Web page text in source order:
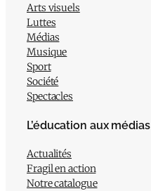
Arts visuels
Luttes
Médias
Musique
Sport
Société
Spectacles
L’éducation aux médias
Actualités
Fragil en action
Notre catalogue